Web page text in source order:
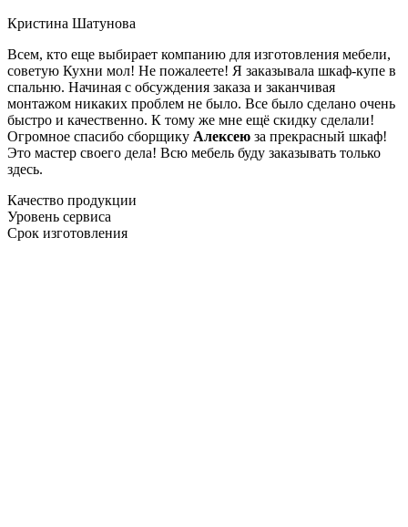
Кристина Шатунова
Всем, кто еще выбирает компанию для изготовления мебели,
советую Кухни мол! Не пожалеете! Я заказывала шкаф-купе в
спальню. Начиная с обсуждения заказа и заканчивая
монтажом никаких проблем не было. Все было сделано очень
быстро и качественно. К тому же мне ещё скидку сделали!
Огромное спасибо сборщику Алексею за прекрасный шкаф!
Это мастер своего дела! Всю мебель буду заказывать только
здесь.
Качество продукции
Уровень сервиса
Срок изготовления